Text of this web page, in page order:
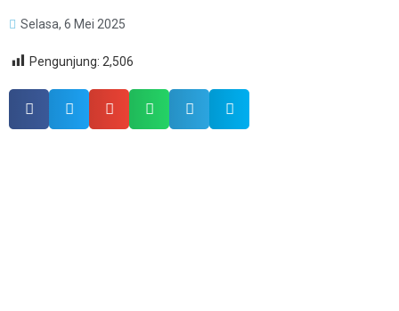
Selasa, 6 Mei 2025
Pengunjung: 2,506